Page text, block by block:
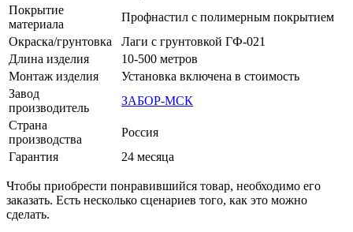
Покрытие
материала
Профнастил с полимерным покрытием
Окраска/грунтовка
Лаги с грунтовкой ГФ-021
Длина изделия
10-500 метров
Монтаж изделия
Установка включена в стоимость
Завод
производитель
ЗАБОР-МСК
Страна
производства
Россия
Гарантия
24 месяца
Чтобы приобрести понравившийся товар, необходимо его
заказать. Есть несколько сценариев того, как это можно
сделать.